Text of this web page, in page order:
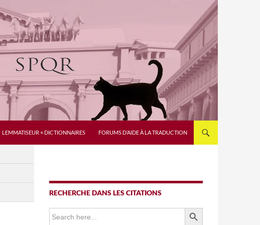
LEMMATISEUR + DICTIONNAIRES FORUMS D’AIDE À LA TRADUCTION
RECHERCHE DANS LES CITATIONS
Search
for:
SEARCH BUTTON